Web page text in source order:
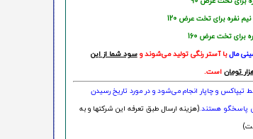
نفره برای تخت عرض 120
برای تخت عرض 160
مالبا آستر رنگی تولید می‌شوند وسود شما از این
است.
تیپاکس و چاپار انجام می‌شود و در مورد تاریخ رسیدن
پاسخگو هستند.(هزینه ارسال طبق تعرفه این شرکتها و به